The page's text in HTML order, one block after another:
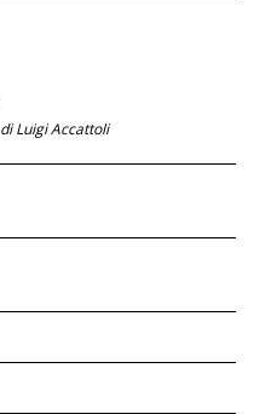
di Luigi Accattoli